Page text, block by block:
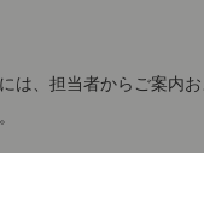
は、担当者からご案内